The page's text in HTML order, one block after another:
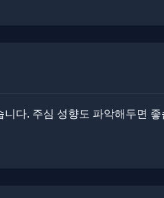
다. ​주심 성향도 파악해두면